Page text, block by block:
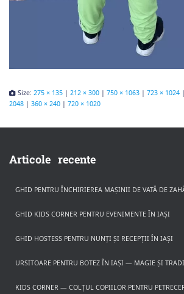
Size: 275 × 135 | 212 × 300 | 750 × 1063 | 723 × 1024 |
2048 | 360 × 240 | 720 × 1020
Articole recente
GHID PENTRU ÎNCHIRIEREA MAȘINII DE VATĂ DE
GHID KIDS CORNER PENTRU EVENIMENTE ÎN IAȘI
GHID HOSTESS PENTRU NUNȚI ȘI RECEPȚII ÎN IAȘI
URSITOARE PENTRU BOTEZ ÎN IAȘI — MAGIE ȘI
KIDS CORNER — COLȚUL COPIILOR PENTRU